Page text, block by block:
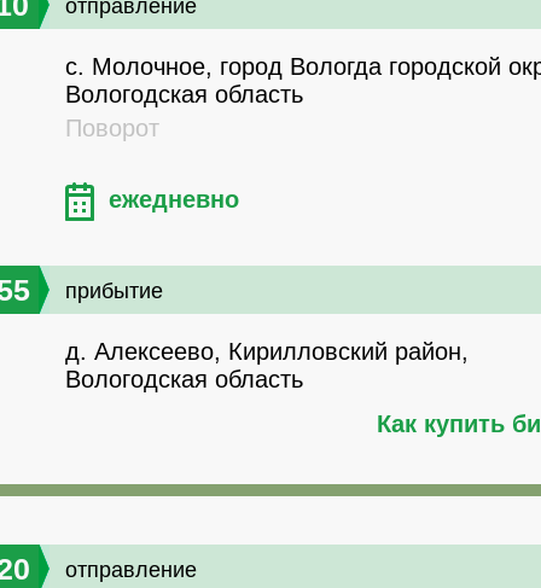
отправление
с. Молочное, город Вологда городской
Вологодская область
Поворот
ежедневно
прибытие
д. Алексеево, Кирилловский район,
Вологодская область
Как купить
отправление